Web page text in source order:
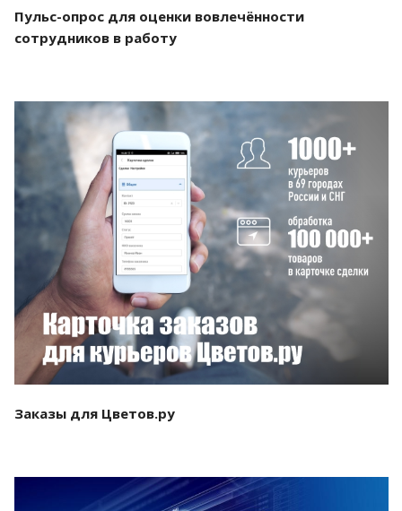
Пульс-опрос для оценки вовлечённости
сотрудников в работу
Смотреть проект
Заказы для Цветов.ру